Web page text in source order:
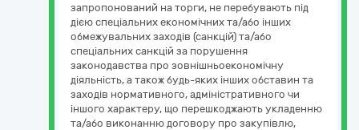
запропонований на торги, не перебувають під
дією спеціальних економічних та/або інших
обмежувальних заходів (санкцій) та/або
спеціальних санкцій за порушення
законодавства про зовнішньоекономічну
діяльність, а також будь-яких інших обставин та
заходів нормативного, адміністративного чи
іншого характеру, що перешкоджають укладенню
та/або виконанню договору про закупівлю,